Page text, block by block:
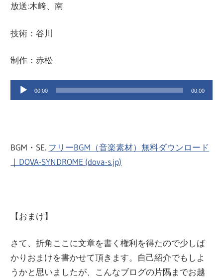
放送:木﨑、南
技術：谷川
制作：赤松
声
ー
ヤ
00:00 00:00
BGM・SE. フリーBGM（音楽素材）無料ダウンロード
｜DOVA-SYNDROME (dova-s.jp)
【おまけ】
さて、折角ここに文章を書く権利を得たので少しば
かりおまけを書かせて頂きます。自己紹介でもしよ
うかと思いましたが、こんなブログの片隅までお越